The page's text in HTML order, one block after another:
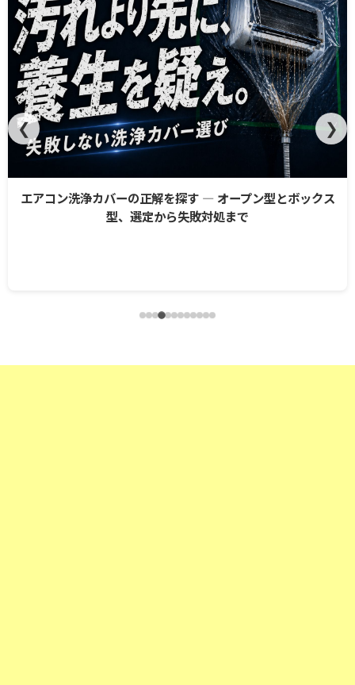
エアコン洗浄カバーの正解を探す ― オープン型とボックス
型、選定から失敗対処まで
❮ ❯